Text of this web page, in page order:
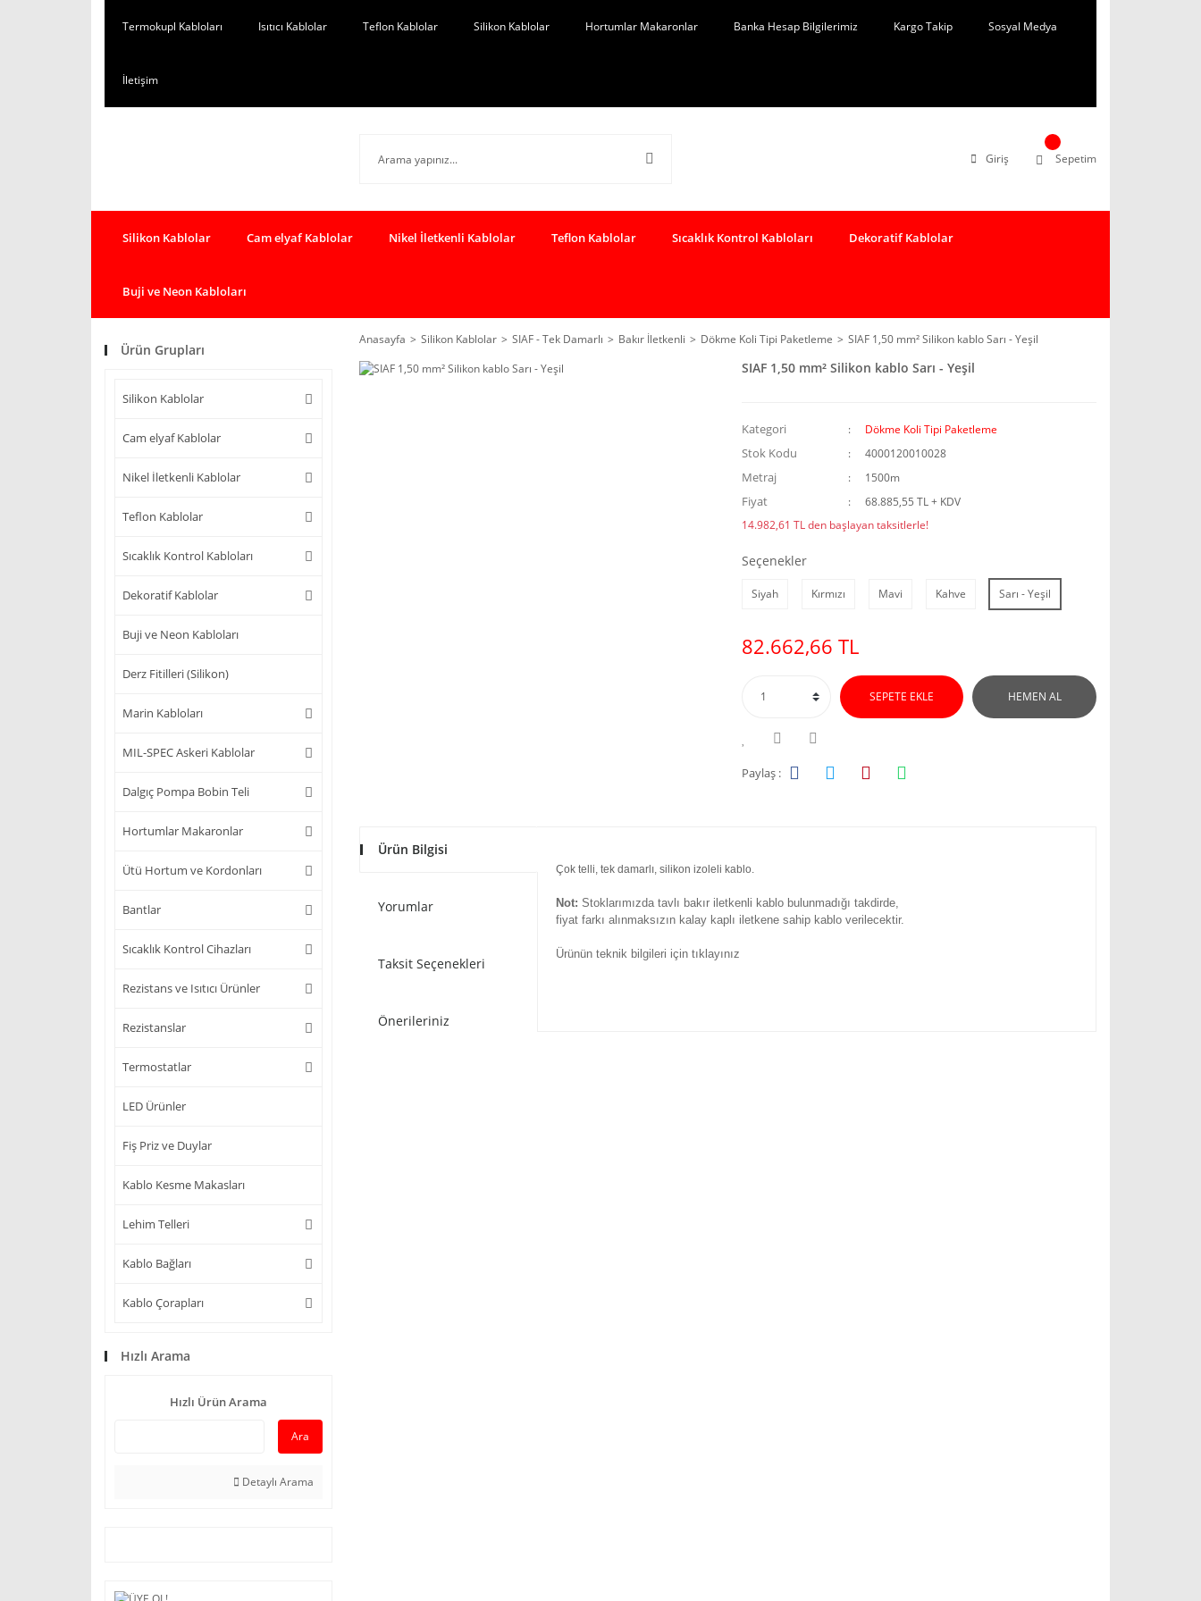
Termokupl Kabloları Isıtıcı Kablolar Teflon Kablolar Silikon Kablolar Hortumlar Makaronlar Banka Hesap Bilgilerimiz Kargo Takip Sosyal Medya
İletişim
Giriş Sepetim
Silikon Kablolar Cam elyaf Kablolar Nikel İletkenli Kablolar Teflon Kablolar Sıcaklık Kontrol Kabloları Dekoratif Kablolar
Buji ve Neon Kabloları
Ürün Grupları
Silikon Kablolar
Cam elyaf Kablolar
Nikel İletkenli Kablolar
Teflon Kablolar
Sıcaklık Kontrol Kabloları
Dekoratif Kablolar
Buji ve Neon Kabloları
Derz Fitilleri (Silikon)
Marin Kabloları
MIL-SPEC Askeri Kablolar
Dalgıç Pompa Bobin Teli
Hortumlar Makaronlar
Ütü Hortum ve Kordonları
Bantlar
Sıcaklık Kontrol Cihazları
Rezistans ve Isıtıcı Ürünler
Rezistanslar
Termostatlar
LED Ürünler
Fiş Priz ve Duylar
Kablo Kesme Makasları
Lehim Telleri
Kablo Bağları
Kablo Çorapları
Hızlı Arama
Hızlı Ürün Arama
Ara
Detaylı Arama
Anasayfa Silikon Kablolar SIAF - Tek Damarlı Bakır İletkenli Dökme Koli Tipi Paketleme SIAF 1,50 mm² Silikon kablo Sarı - Yeşil
SIAF 1,50 mm² Silikon kablo Sarı - Yeşil
Kategori Dökme Koli Tipi Paketleme
Stok Kodu 4000120010028
Metraj 1500m
Fiyat
68.885,55 TL + KDV
14.982,61 TL den başlayan taksitlerle!
Seçenekler
Siyah Kırmızı Mavi Kahve Sarı - Yeşil
82.662,66 TL
SEPETE EKLE HEMEN AL
Paylaş :
Ürün Bilgisi
Yorumlar
Taksit Seçenekleri
Önerileriniz
Çok telli, tek damarlı, silikon izoleli kablo.
Not: Stoklarımızda tavlı bakır iletkenli kablo bulunmadığı takdirde,
fiyat farkı alınmaksızın kalay kaplı iletkene sahip kablo verilecektir.
Ürünün teknik bilgileri için tıklayınız